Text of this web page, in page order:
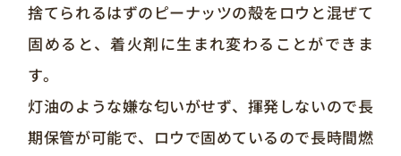
捨てられるはずのピーナッツの殻をロウと混ぜて
固めると、着火剤に生まれ変わることができま
す。
灯油のような嫌な匂いがせず、揮発しないので長
期保管が可能で、ロウで固めているので長時間燃